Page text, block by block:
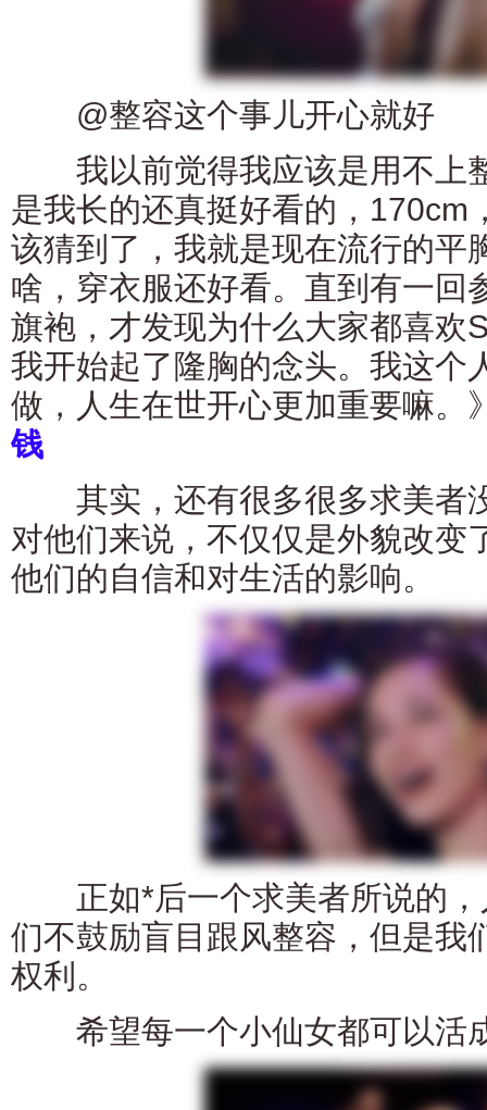
@整容这个事儿开心就好
我以前觉得我应该是用不上
是我长的还真挺好看的，170cm
该猜到了，我就是现在流行的平
啥，穿衣服还好看。直到有一回
旗袍，才发现为什么大家都喜欢
我开始起了隆胸的念头。我这个
做，人生在世开心更加重要嘛。
钱
其实，还有很多很多求美者
对他们来说，不仅仅是外貌改变
他们的自信和对生活的影响。
正如*后一个求美者所说的，
们不鼓励盲目跟风整容，但是我
权利。
希望每一个小仙女都可以活